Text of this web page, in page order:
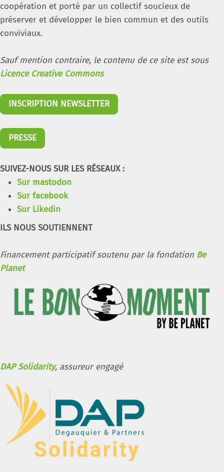
coopération et porté par un collectif soucieux de
préserver et développer le bien commun et des outils
conviviaux.
Sauf mention contraire, le contenu de ce site est sous
Licence Creative Commons
INSCRIPTION NEWSLETTER
PRESSE
SUIVEZ-NOUS SUR LES RÉSEAUX :
Sur mastodon
Sur facebook
Sur Likedin
ILS NOUS SOUTIENNENT
Financement participatif soutenu par la fondation Be
Planet
DAP Solidarity, assureur engagé